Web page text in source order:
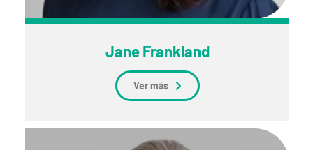
Jane Frankland
Ver más